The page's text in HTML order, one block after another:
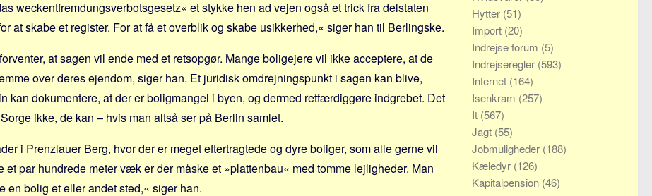
weckentfremdungsverbotsgesetz« et stykke hen ad vejen også et trick fra delstaten
at skabe et register. For at få et overblik og skabe usikkerhed,« siger han til Berlingske.
at sagen vil ende med et retsopgør. Mange boligejere vil ikke acceptere, at de
over deres ejendom, siger han. Et juridisk omdrejnings­punkt i sagen kan blive,
kan dokumentere, at der er boligmangel i byen, og dermed retfærdiggøre indgrebet. Det
ikke, de kan – hvis man altså ser på Berlin samlet.
i Prenzlauer Berg, hvor der er meget eftertragtede og dyre boliger, som alle gerne vil
et par hundrede meter væk er der måske et »plattenbau« med tomme lejligheder. Man
en bolig et eller andet sted,« siger han.
Hytter (51)
Import (20)
Indrejse forum (5)
Indrejseregler (593)
Internet (164)
Isenkram (257)
It (567)
Jagt (55)
Jobmuligheder (188)
Kæledyr (126)
Kapitalpension (46)